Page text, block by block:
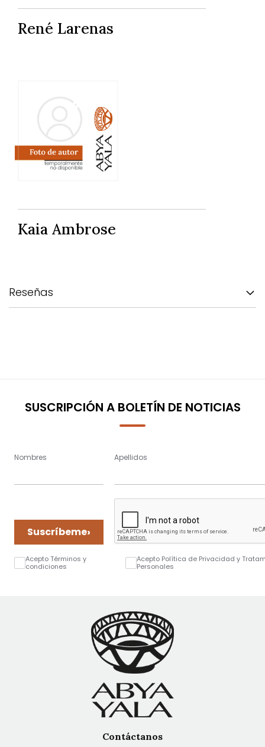
René Larenas
Kaia Ambrose
Reseñas
SUSCRIPCIÓN A BOLETÍN DE NOTICIAS
Nombres Apellidos
Suscríbeme›
Acepto Términos y
condiciones
Acepto Política de Privacidad y
Personales
Contáctanos